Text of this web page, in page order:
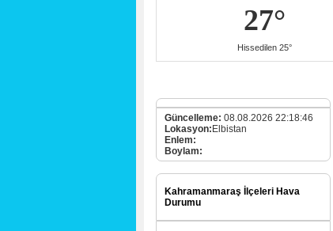
27°
Hissedilen 25°
Güncelleme: 08.08.2026 22:18:46
Lokasyon: Elbistan
Enlem:
Boylam:
Kahramanmaraş İlçeleri Hava
Durumu